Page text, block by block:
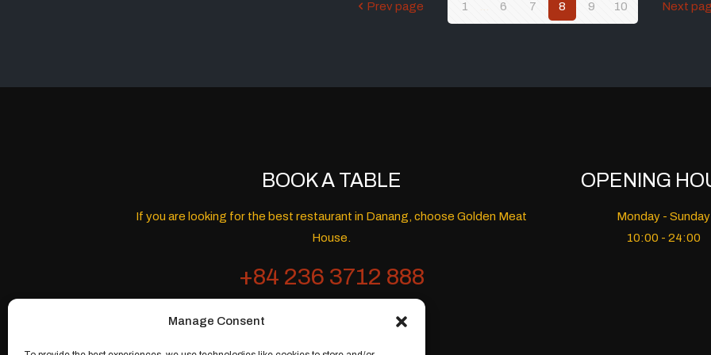
Manage Consent
Prev page 1 6 7 8 9 10 Next
BOOK A TABLE
If you are looking for the best restaurant in Danang, choose Golden Meat
House.
+84 236 3712 888
OPENING
Monday - Sunday
10:00 - 24:00